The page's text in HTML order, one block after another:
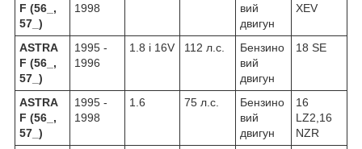
F (56_,
57_)
1998
вий
двигун
XEV
ASTRA
F (56_,
57_)
1995 -
1996
1.8 i 16V 112 л.с.
Бензино
вий
двигун
18 SE
ASTRA
F (56_,
57_)
1995 -
1998
1.6 75 л.с.
Бензино
вий
двигун
16
LZ2,16
NZR